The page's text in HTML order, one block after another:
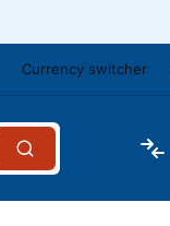
Currency switcher